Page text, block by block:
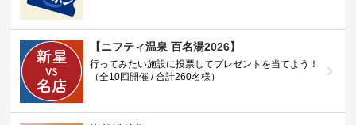
【ニフティ温泉 百名湯2026】
行ってみたい施設に投票してプレゼントを当てよう！
（全10回開催 / 合計260名様）